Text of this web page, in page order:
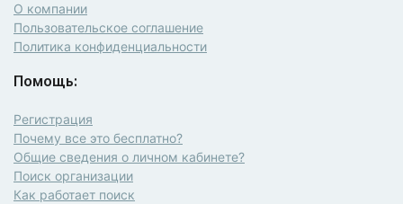
О компании
Пользовательское соглашение
Политика конфиденциальности
Помощь:
Регистрация
Почему все это бесплатно?
Общие сведения о личном кабинете?
Поиск организации
Как работает поиск